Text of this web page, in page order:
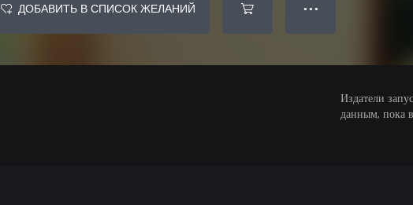
ДОБАВИТЬ В СПИСОК ЖЕЛАНИЙ ● ● ●
Издатели
данным, пока